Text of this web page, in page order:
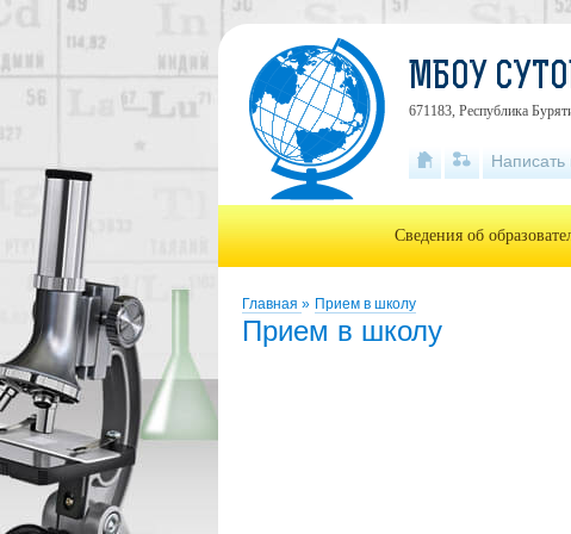
Главная » Прием в школу
Прием в школу
МБОУ
671183, Республика
Написать
Сведения об